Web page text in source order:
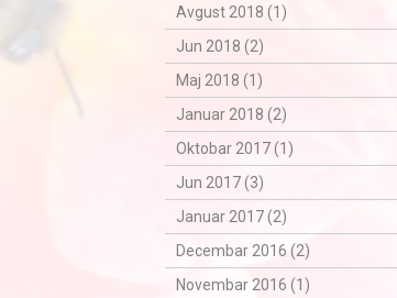
Avgust 2018 (1)
Jun 2018 (2)
Maj 2018 (1)
Januar 2018 (2)
Oktobar 2017 (1)
Jun 2017 (3)
Januar 2017 (2)
Decembar 2016 (2)
Novembar 2016 (1)